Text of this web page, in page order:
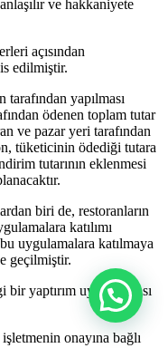
ve hakkaniyete
açısından
edilmiştir.
yapılması
ödenen toplam tutar
ve pazar yeri tarafından
tüketicinin ödediği tutara
tutarının eklenmesi
biri de, restoranların
katılımı
uygulamalara katılmaya
geçilmiştir.
bir yaptırım uygulanması
onayına bağlı